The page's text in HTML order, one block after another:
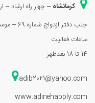
کرمانشاه– چهار راه ارشاد
جنب دفتر ازدواج شماره 69 – موسسه اعزام به خارج
ساعات فعالیت
14 تا 18 بعدظهر
adib2021@yahoo.com
www.adinehapply.com